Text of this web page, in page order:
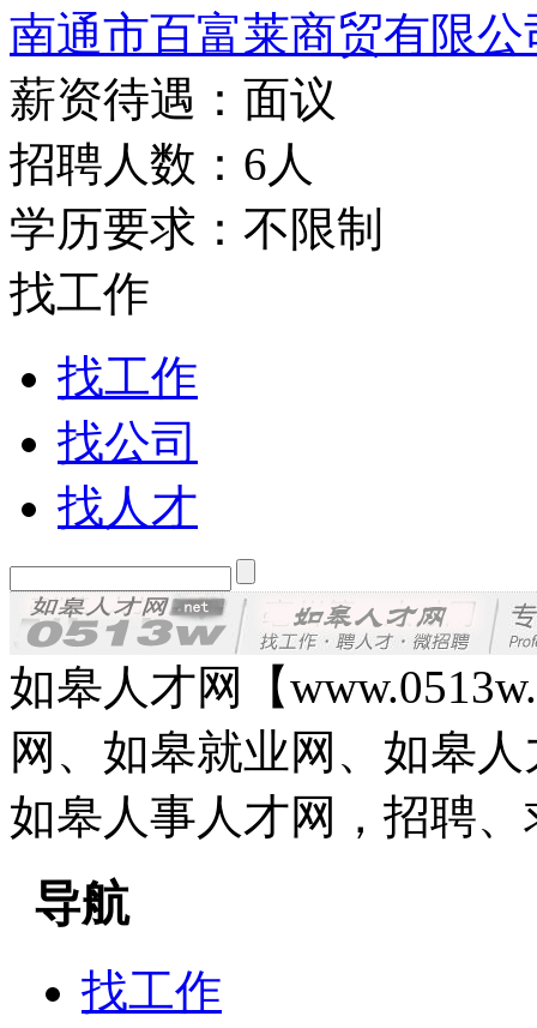
南通市百富莱商贸有限公
薪资待遇：面议
招聘人数：6人
学历要求：不限制
找工作
找工作
找公司
找人才
如皋人才网【
网、如皋就业网、如皋
如皋人事人才网，招聘
导航
找工作